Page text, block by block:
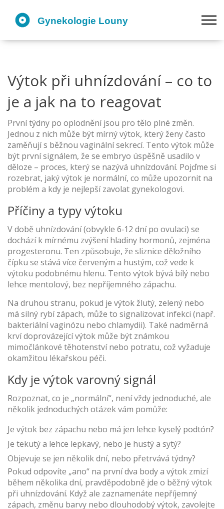
Výtok při uhnízdování – co to
je a jak na to reagovat
První týdny po oplodnění jsou pro tělo plné změn.
Jednou z nich může být mírný výtok, který ženy často
zaměňují s běžnou vaginální sekrecí. Tento výtok může
být první signálem, že se embryo úspěšně usadilo v
děloze – proces, který se nazývá uhnízdování. Pojďme si
rozebrat, jaký výtok je normální, co může upozornit na
problém a kdy je nejlepší zavolat gynekologovi.
Příčiny a typy výtoku
V době uhnízdování (obvykle 6‑12 dní po ovulaci) se
dochází k mírnému zvýšení hladiny hormonů, zejména
progesteronu. Ten způsobuje, že sliznice děložního
čípku se stává více červeným a hustým, což vede k
výtoku podobnému hlenu. Tento výtok bývá bílý nebo
lehce mentolový, bez nepříjemného zápachu.
Na druhou stranu, pokud je výtok žlutý, zelený nebo
má silný rybí zápach, může to signalizovat infekci (např.
bakteriální vaginózu nebo chlamydii). Také nadměrná
krví doprovázející výtok může být známkou
mimočlánkové těhotenství nebo potratu, což vyžaduje
okamžitou lékařskou péči.
Kdy je výtok varovný signál
Rozpoznat, co je „normální“, není vždy jednoduché, ale
několik jednoduchých otázek vám pomůže:
Je výtok bez zápachu nebo má jen lehce kyselý podtón?
Je tekutý a lehce lepkavý, nebo je hustý a sytý?
Objevuje se jen několik dní, nebo přetrvává týdny?
Pokud odpovíte „ano“ na první dva body a výtok zmizí
během několika dní, pravděpodobně jde o běžný výtok
při uhnízdování. Když ale zaznamenáte nepříjemný
zápach, změnu barvy nebo dlouhodobý výtok, zavolejte